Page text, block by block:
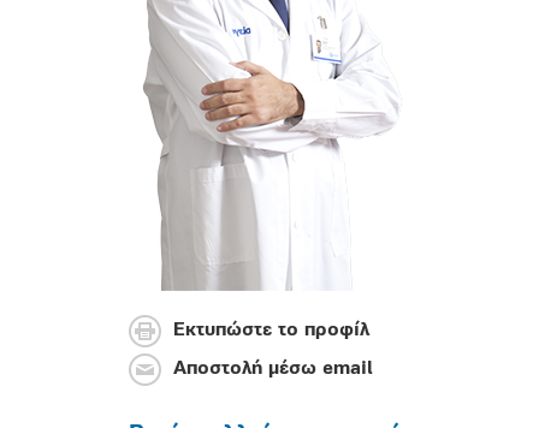
Εκτυπώστε το προφίλ
Αποστολή μέσω email